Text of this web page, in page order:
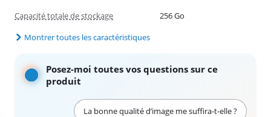
Capacité totale de stockage
256 Go
Montrer toutes les caractéristiques
Posez-moi toutes vos questions sur ce
produit
La bonne qualité d’image me suffira-t-elle ?